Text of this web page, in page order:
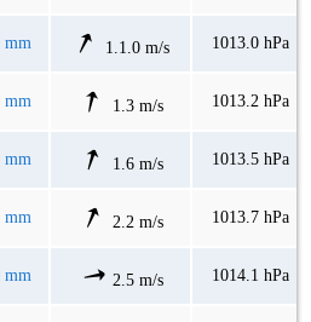
mm 1.1.0 m/s 1013.0 hPa
mm 1.3 m/s 1013.2 hPa
mm 1.6 m/s 1013.5 hPa
mm 2.2 m/s 1013.7 hPa
mm 2.5 m/s 1014.1 hPa